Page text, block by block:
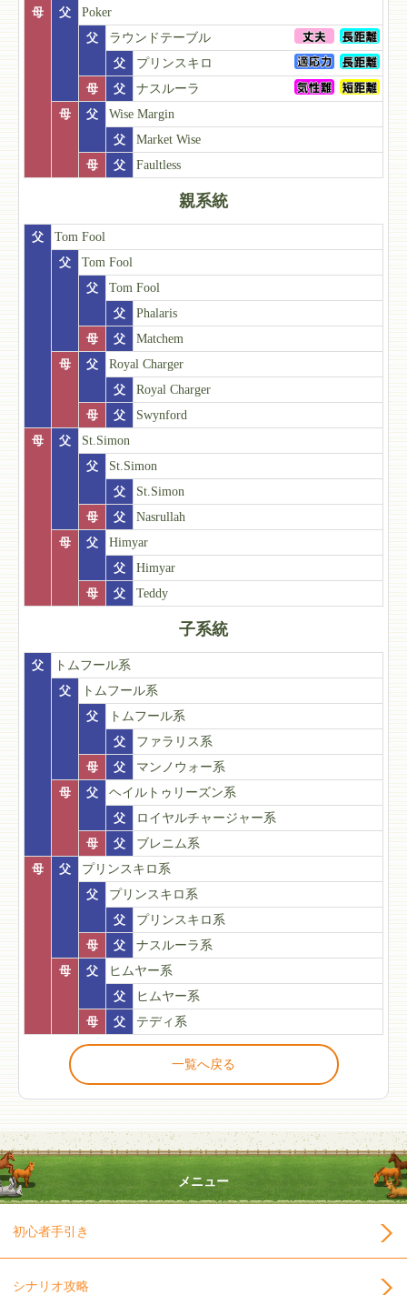
母
父
Poker
父
ラウンドテーブル
父
プリンスキロ
母
父
ナスルーラ
母
父
Wise Margin
父
Market Wise
母
父 Faultless
親系統
父
Tom Fool
父
Tom Fool
父
Tom Fool
父
Phalaris
母
父
Matchem
母
父
Royal Charger
父
Royal Charger
母
父
Swynford
母
父
St.Simon
父
St.Simon
父
St.Simon
母
父
Nasrullah
母
父
Himyar
父
Himyar
母
父 Teddy
子系統
父
トムフール系
父
トムフール系
父
トムフール系
父
ファラリス系
母
父
マンノウォー系
母
父
ヘイルトゥリーズン系
父
ロイヤルチャージャー系
母
父
ブレニム系
母
父
プリンスキロ系
父
プリンスキロ系
父
プリンスキロ系
母
父
ナスルーラ系
母
父
ヒムヤー系
父
ヒムヤー系
母
父 テディ系
一覧へ戻る
メニュー
初心者手引き
シナリオ攻略